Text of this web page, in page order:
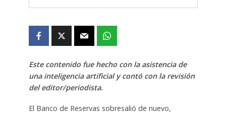
Este contenido fue hecho con la asistencia de
una inteligencia artificial y contó con la revisión
del editor/periodista.
El Banco de Reservas sobresalió de nuevo,